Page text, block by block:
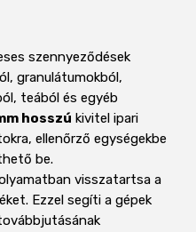
szennyeződések
granulátumokból,
teából és egyéb
hosszú kivitel ipari
ellenőrző egységekbe
be.
visszatartsa a
Ezzel segíti a gépek